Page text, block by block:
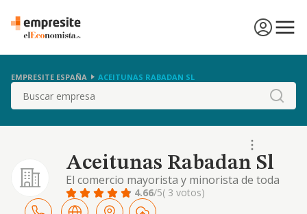
EMPRESITE ESPAÑA ACEITUNAS RABADAN SL
Buscar
Aceitunas Rabadan Sl
El comercio mayorista y minorista de toda
clase de productos de alimentacion y
bebidas para consumo humano.
4.66/5( 3 votos)